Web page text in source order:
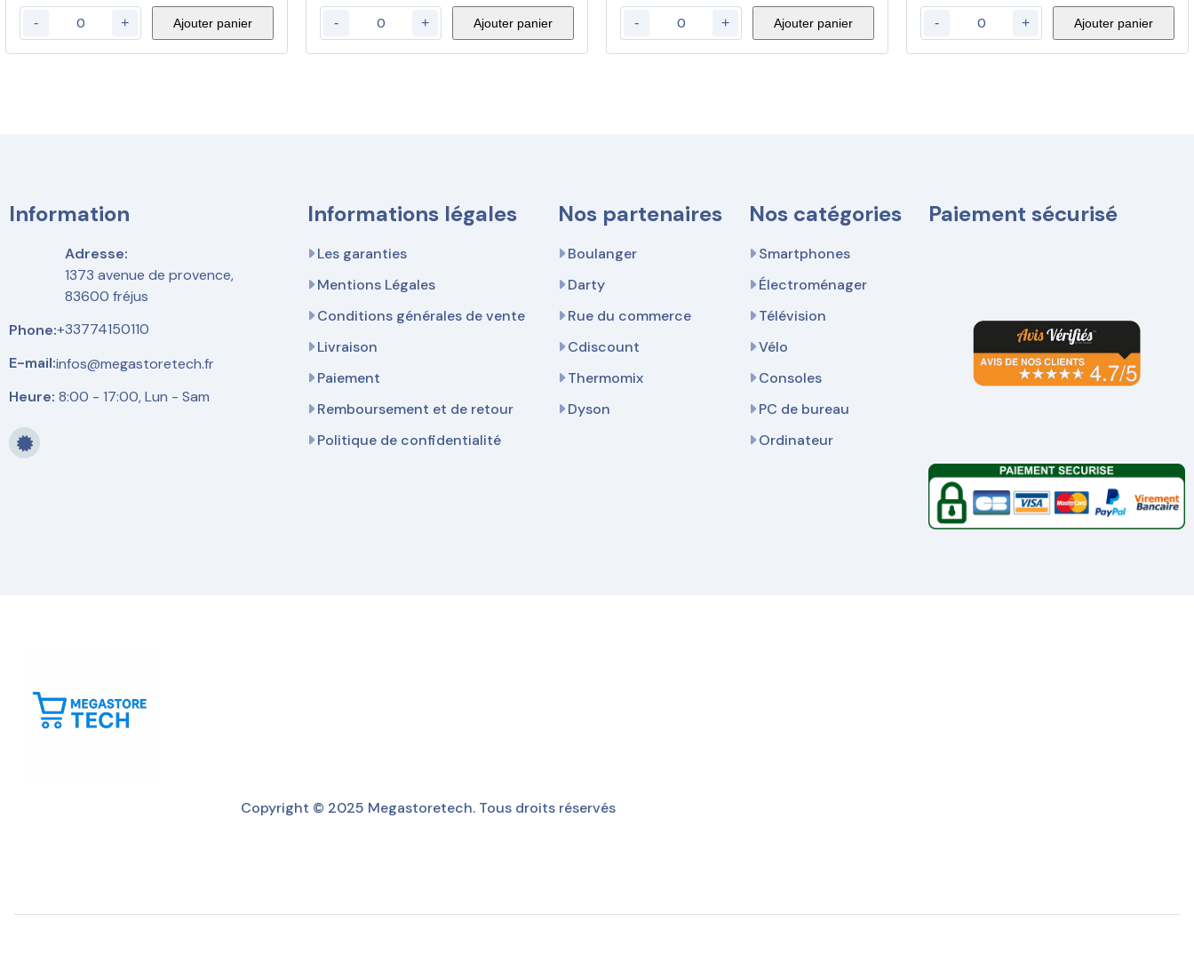
5
- + Ajouter panier
5
- + Ajouter panier
5
- + Ajouter panier
5
- + Ajouter panier
Information
Adresse:
1373 avenue de provence,
83600 fréjus
Phone:+33774150110
E-mail:infos@megastoretech.fr
Heure: 8:00 - 17:00, Lun - Sam
Informations légales
Les garanties
Mentions Légales
Conditions générales de vente
Livraison
Paiement
Remboursement et de retour
Politique de confidentialité
Nos partenaires
Boulanger
Darty
Rue du commerce
Cdiscount
Thermomix
Dyson
Nos catégories
Smartphones
Électroménager
Télévision
Vélo
Consoles
PC de bureau
Ordinateur
Paiement sécurisé
Copyright © 2025 Megastoretech. Tous droits réservés